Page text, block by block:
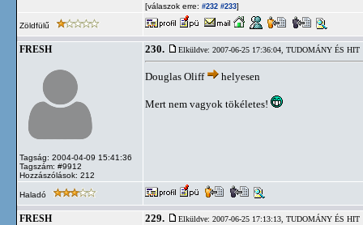
[válaszok erre: #232 #233]
Zöldfülű
FRESH
Tagság: 2004-04-09 15:41:36
Tagszám: #9912
Hozzászólások: 212
230. Elküldve: 2007-06-25 17:36:04, TUDOMÁNY ÉS HIT
Douglas Oliff helyesen
Mert nem vagyok tökéletes!
Haladó
FRESH 229. Elküldve: 2007-06-25 17:13:13, TUDOMÁNY ÉS HIT